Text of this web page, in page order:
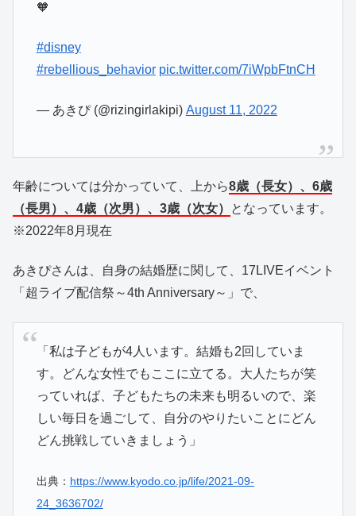
🧡
#disney
#rebellious_behavior pic.twitter.com/7iWpbFtnCH
— あきぴ (@rizingirlakipi) August 11, 2022
年齢については分かっていて、上から8歳（長女）、6歳
（長男）、4歳（次男）、3歳（次女）
となっています。
※2022年8月現在
あきぴさんは、自身の結婚歴に関して、17LIVEイベント
「超ライブ配信祭～4th Anniversary～」で、
「私は子どもが4人います。結婚も2回していま
す。どんな女性でもここに立てる。大人たちが笑
っていれば、子どもたちの未来も明るいので、楽
しい毎日を過ごして、自分のやりたいことにどん
どん挑戦していきましょう」
出典： https://www.kyodo.co.jp/life/2021-09-
24_3636702/